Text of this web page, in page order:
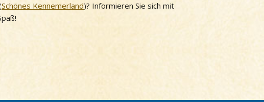
Schönes Kennemerland)? Informieren Sie sich mit